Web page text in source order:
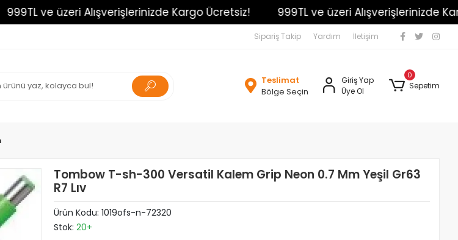
ve üzeri Alışverişlerinizde Kargo Ücretsiz! 999TL ve üzeri Alışverişlerinizde
Sipariş Takip Yardım İletişim
Teslimat
Bölge Seçin
Giriş Yap
Üye Ol
0
Sepetim
Tombow T-sh-300 Versatil Kalem Grip Neon 0.7 Mm Yeşil Gr63
R7 Lıv
Ürün Kodu: 1019ofs-n-72320
Stok: 20+